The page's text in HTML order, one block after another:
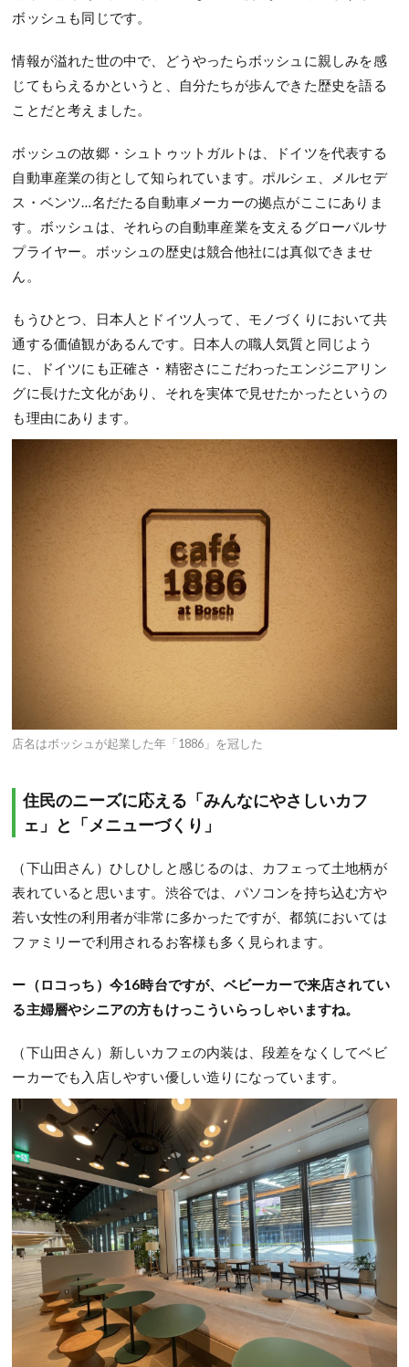
ボッシュも同じです。
情報が溢れた世の中で、どうやったらボッシュに親しみを感
じてもらえるかというと、自分たちが歩んできた歴史を語る
ことだと考えました。
ボッシュの故郷・シュトゥットガルトは、ドイツを代表する
自動車産業の街として知られています。ポルシェ、メルセデ
ス・ベンツ…名だたる自動車メーカーの拠点がここにありま
す。ボッシュは、それらの自動車産業を支えるグローバルサ
プライヤー。ボッシュの歴史は競合他社には真似できませ
ん。
もうひとつ、日本人とドイツ人って、モノづくりにおいて共
通する価値観があるんです。日本人の職人気質と同じよう
に、ドイツにも正確さ・精密さにこだわったエンジニアリン
グに長けた文化があり、それを実体で見せたかったというの
も理由にあります。
店名はボッシュが起業した年「1886」を冠した
住民のニーズに応える「みんなにやさしいカフ
ェ」と「メニューづくり」
（下山田さん）ひしひしと感じるのは、カフェって土地柄が
表れていると思います。渋谷では、パソコンを持ち込む方や
若い女性の利用者が非常に多かったですが、都筑においては
ファミリーで利用されるお客様も多く見られます。
ー（ロコっち）今16時台ですが、ベビーカーで来店されてい
る主婦層やシニアの方もけっこういらっしゃいますね。
（下山田さん）新しいカフェの内装は、段差をなくしてベビ
ーカーでも入店しやすい優しい造りになっています。